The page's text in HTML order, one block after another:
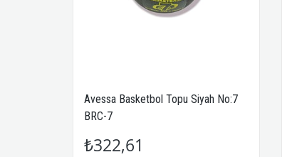
Avessa Basketbol Topu Siyah No:7
BRC-7
₺322,61